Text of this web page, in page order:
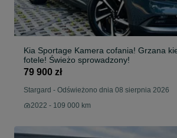
Kia Sportage Kamera cofania! Grzana
fotele! Świeżo sprowadzony!
79 900 zł
Stargard - Odświeżono dnia 08 sierpnia 2026
2022 - 109 000 km